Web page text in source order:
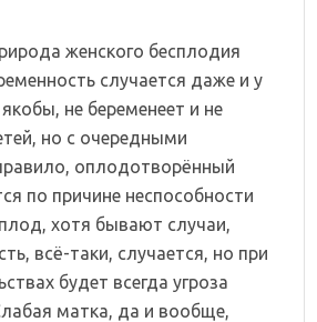
женского бесплодия
случается даже и у
не беременеет и не
но с очередными
оплодотворённый
по причине неспособности
хотя бывают случаи,
всё-таки, случается, но при
будет всегда угроза
матка, да и вообще,